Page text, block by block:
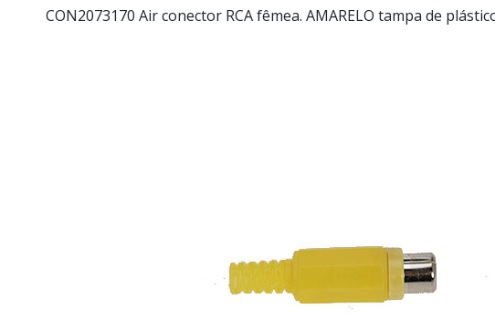
CON2073170 Air conector RCA fêmea. AMARELO tampa de